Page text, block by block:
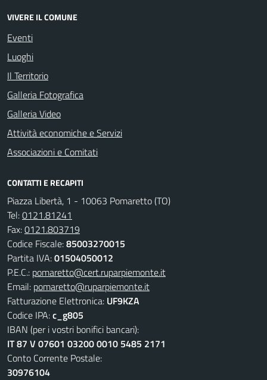
VIVERE IL COMUNE
Eventi
Luoghi
Il Territorio
Galleria Fotografica
Galleria Video
Attività economiche e Servizi
Associazioni e Comitati
CONTATTI E RECAPITI
Piazza Libertà, 1 - 10063 Pomaretto (TO)
Tel:0121.81241
Fax:0121.803719
Codice Fiscale:85003270015
Partita IVA:01504050012
P.E.C.: pomaretto@cert.ruparpiemonte.it
Email: pomaretto@ruparpiemonte.it
Fatturazione Elettronica: UF9KZA
Codice IPA:c_g805
IBAN (per i vostri bonifici bancari):
IT 87 V 07601 03200 0010 5485 2171
Conto Corrente Postale:
30976104